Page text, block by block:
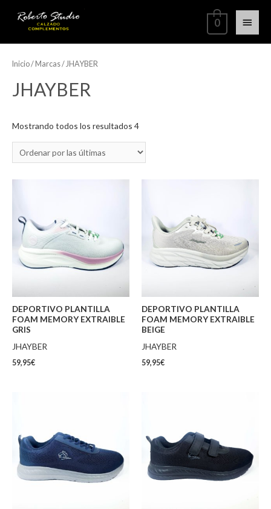
0
Inicio/ Marcas / JHAYBER
JHAYBER
Mostrando todos los resultados 4
DEPORTIVO PLANTILLA
FOAM MEMORY EXTRAIBLE
GRIS
JHAYBER
59,95€
DEPORTIVO PLANTILLA
FOAM MEMORY EXTRAIBLE
BEIGE
JHAYBER
59,95€